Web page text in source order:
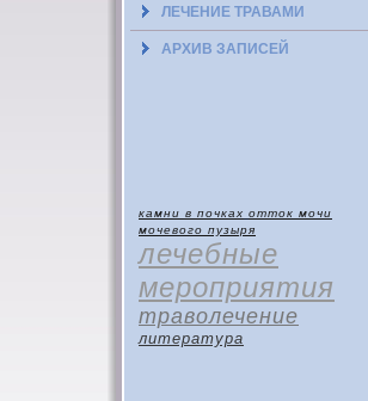
ЛЕЧЕНИЕ ТРАВАМИ
АРХИВ ЗАПИСЕЙ
камни в почках отток мочи
мочевого пузыря
лечебные
мероприятия
траволечение
литература